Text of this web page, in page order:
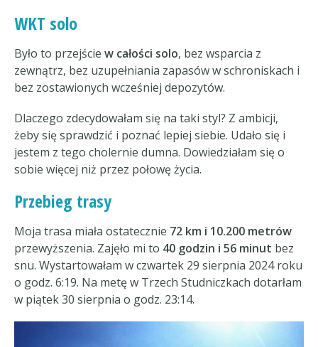
WKT solo
Było to przejście w całości solo, bez wsparcia z
zewnątrz, bez uzupełniania zapasów w schroniskach i
bez zostawionych wcześniej depozytów.
Dlaczego zdecydowałam się na taki styl? Z ambicji,
żeby się sprawdzić i poznać lepiej siebie. Udało się i
jestem z tego cholernie dumna. Dowiedziałam się o
sobie więcej niż przez połowę życia.
Przebieg trasy
Moja trasa miała ostatecznie 72 km i 10.200 metrów
przewyższenia. Zajęło mi to 40 godzin i 56 minut bez
snu. Wystartowałam w czwartek 29 sierpnia 2024 roku
o godz. 6:19. Na metę w Trzech Studniczkach dotarłam
w piątek 30 sierpnia o godz. 23:14.